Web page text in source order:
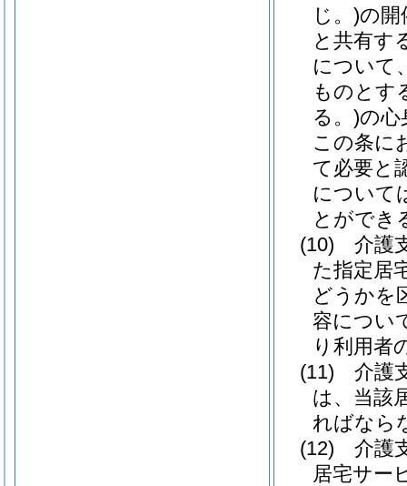
じ。)の開
と共有す
について
ものとす
る。)の心
この条に
て必要と
について
とができ
(10)
介護
た指定居
どうかを
容につい
り利用者
(11)
介護
は、当該
ればなら
(12)
介護
居宅サー